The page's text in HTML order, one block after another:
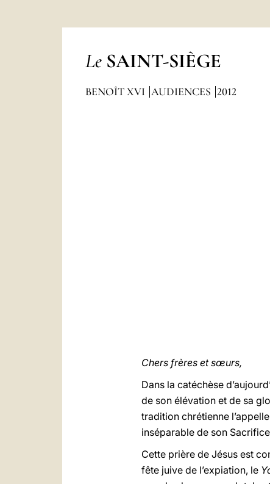
Le SAINT-SIÈGE
BENOÎT XVI AUDIENCES 2012
Chers frères et sœurs,
Dans la catéchèse
de son élévation et de sa
tradition chrétienne
inséparable de son
Cette prière de Jésus est
fête juive de l’expiation, le